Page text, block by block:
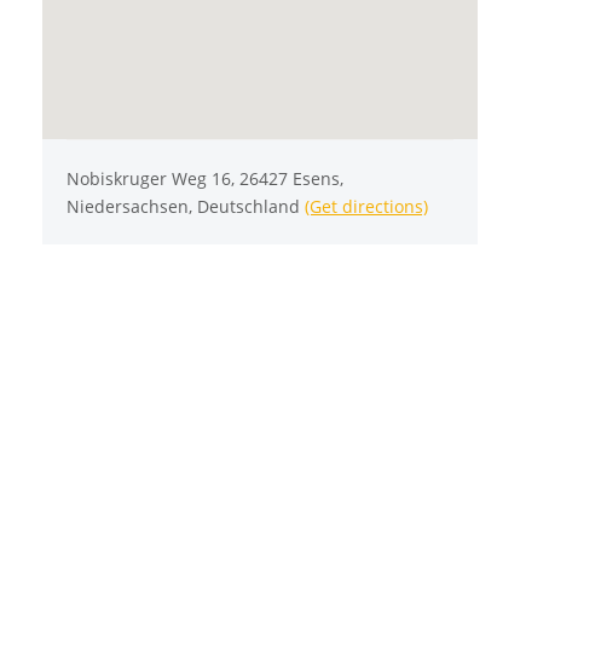
Nobiskruger Weg 16, 26427 Esens,
Niedersachsen, Deutschland (Get directions)